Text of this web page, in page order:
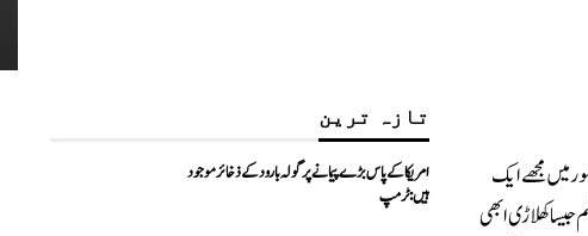
میں مجھے ایک
کھلاڑی ابھی
تازہ ترین
امریکا کے پاس بڑے پیمانے پر گولہ بارود کے ذخائر موجود
ہیں: ٹرمپ